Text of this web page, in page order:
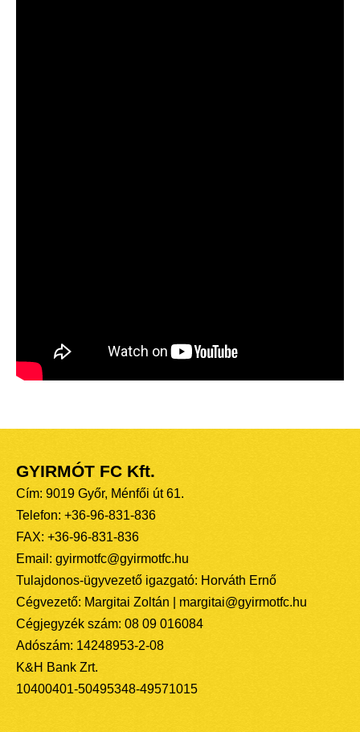
GYIRMÓT FC Kft.
Cím: 9019 Győr, Ménfői út 61.
Telefon: +36-96-831-836
FAX: +36-96-831-836
Email: gyirmotfc@gyirmotfc.hu
Tulajdonos-ügyvezető igazgató: Horváth Ernő
Cégvezető: Margitai Zoltán | margitai@gyirmotfc.hu
Cégjegyzék szám: 08 09 016084
Adószám: 14248953-2-08
K&H Bank Zrt.
10400401-50495348-49571015